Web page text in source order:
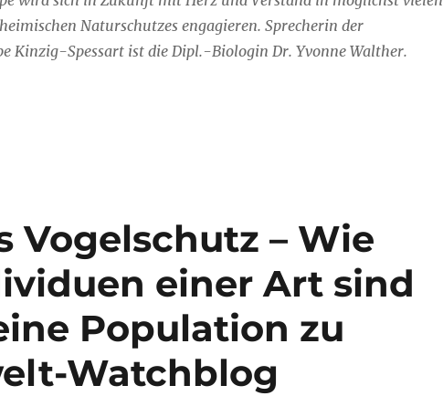
Naturschutzes engagieren. Sprecherin der
Kinzig-Spessart ist die Dipl.-Biologin Dr. Yvonne Walther.
Vogelschutz – Wie
einer Art sind
Population zu
Watchblog